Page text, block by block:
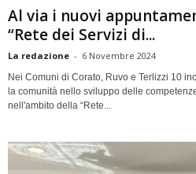
Al via i nuovi
“Rete dei Servizi di...
La redazione - 6 Novembre 2024
Nei Comuni di Corato, Ruvo e Terlizzi 10
la comunità nello sviluppo delle
nell'ambito della “Rete...